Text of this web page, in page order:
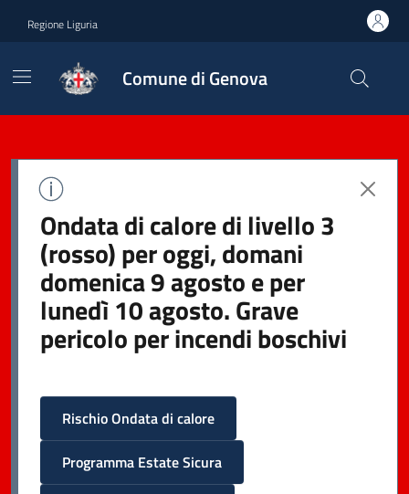
Regione Liguria
Comune di Genova
Ondata di calore di livello 3
(rosso) per oggi, domani
domenica 9 agosto e per
lunedì 10 agosto. Grave
pericolo per incendi boschivi
Rischio Ondata di calore
Programma Estate Sicura